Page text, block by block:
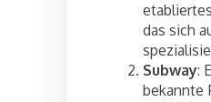
das sich
Subway:
bekannte